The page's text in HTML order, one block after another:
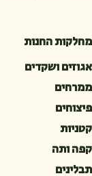
מחלקות החנות
אגוזים ושקדים
ממרחים
פיצוחים
קטניות
קפה ותה
תבלינים